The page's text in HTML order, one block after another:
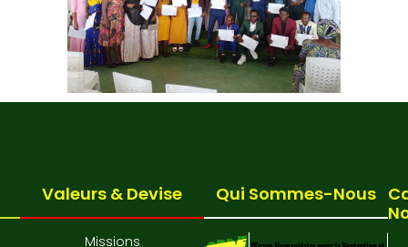
Qui Sommes-Nous
Valeurs & Devise
Missions